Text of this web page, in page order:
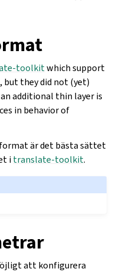
toolkitwhich support
but they did not (yet)
additional thin layer is
in behavior of
är det bästa sättet
itranslate-toolkit.
att konfigurera